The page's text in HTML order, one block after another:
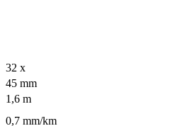
32 x
45 mm
1,6 m
0,7 mm/km